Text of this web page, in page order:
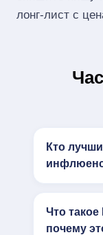
лонг‑лист с
Кто
Что такое
почему